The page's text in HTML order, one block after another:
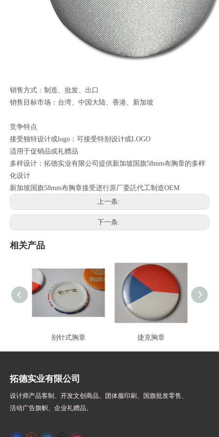
销售方式：制造、批发、出口
销售目标市场：台湾、中国大陆、香港、新加坡
竞争特点
接受独特设计或logo：可接受特别设计或LOGO
适用于促销品或礼赠品
多样设计：拓德实业有限公司提供新加坡国旗58mm布胸章的多样
化设计
新加坡国旗58mm布胸章接受进行原厂委託代工制造OEM
上一条:
下一条:
相关产品
别针式胸章 捷克胸章
拓德实业有限公司
设计师产品客制、开发文创商品、团体服印刷、
国旗批发零售、
活动广告旗帜、 企业礼赠品。